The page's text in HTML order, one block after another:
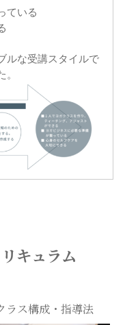
ている
ルな受講スタイルで
キュラム
ラス構成・指導法